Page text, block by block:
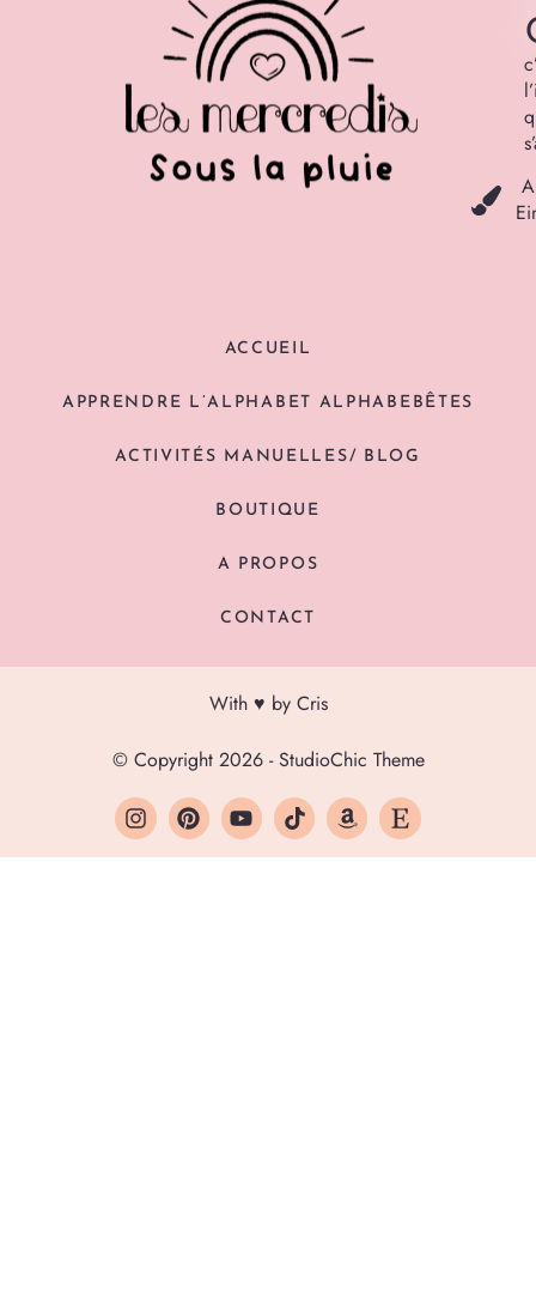
ACCUEIL
APPRENDRE L’ALPHABET ALPHABEBÊTES
ACTIVITÉS MANUELLES/ BLOG
BOUTIQUE
A PROPOS
CONTACT
With ♥ by Cris
© Copyright 2026 - StudioChic Theme